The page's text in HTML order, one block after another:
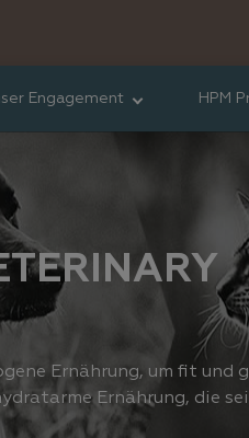
Engagement HPM
Ernährung, um fit und
Ernährung, die